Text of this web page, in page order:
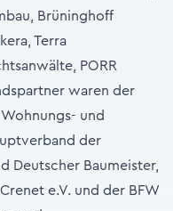
Brüninghoff
Terra
PORR
waren der
und
der
Deutscher Baumeister,
e.V. und der BFW